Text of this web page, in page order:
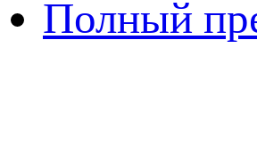
Полный